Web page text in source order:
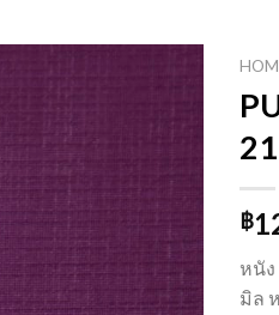
Add to
21
฿
หนัง
มิล